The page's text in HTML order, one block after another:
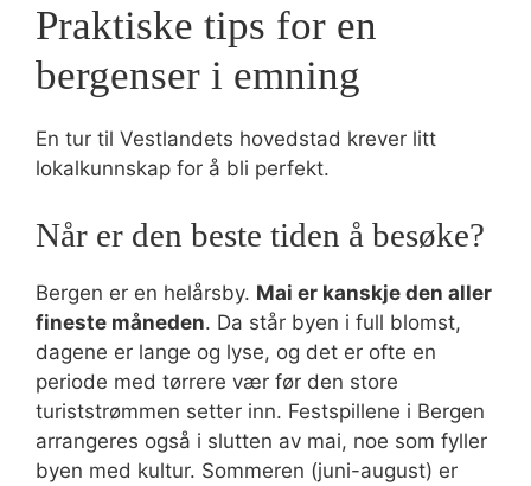
Praktiske tips for en
bergenser i emning
En tur til Vestlandets hovedstad krever litt
lokalkunnskap for å bli perfekt.
Når er den beste tiden å besøke?
Bergen er en helårsby. Mai er kanskje den aller
fineste måneden. Da står byen i full blomst,
dagene er lange og lyse, og det er ofte en
periode med tørrere vær før den store
turiststrømmen setter inn. Festspillene i Bergen
arrangeres også i slutten av mai, noe som fyller
byen med kultur. Sommeren (juni-august) er